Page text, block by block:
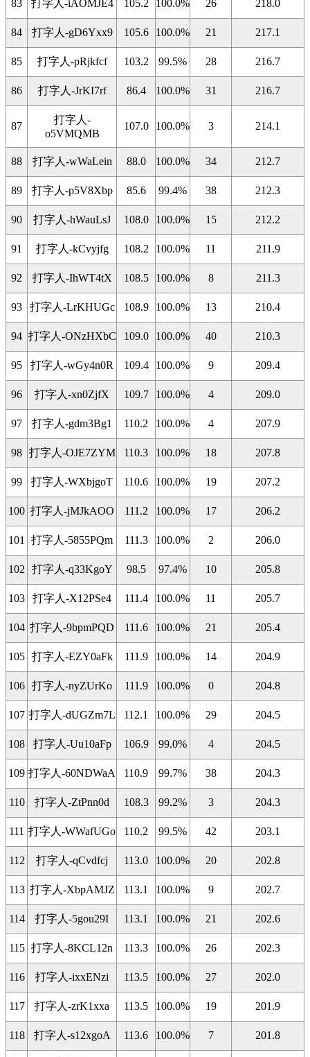
83 打字人-iAOMJE4 105.2 100.0% 26 218.0
84 打字人-gD6Yxx9 105.6 100.0% 21 217.1
85 打字人-pRjkfcf 103.2 99.5% 28 216.7
86 打字人-JrKI7rf 86.4 100.0% 31 216.7
87
打字人-
o5VMQMB
107.0 100.0% 3 214.1
88 打字人-wWaLein 88.0 100.0% 34 212.7
89 打字人-p5V8Xbp 85.6 99.4% 38 212.3
90 打字人-hWauLsJ 108.0 100.0% 15 212.2
91 打字人-kCvyjfg 108.2 100.0% 11 211.9
92 打字人-IhWT4tX 108.5 100.0% 8 211.3
93 打字人-LrKHUGc 108.9 100.0% 13 210.4
94 打字人-ONzHXbC 109.0 100.0% 40 210.3
95 打字人-wGy4n0R 109.4 100.0% 9 209.4
96 打字人-xn0ZjfX 109.7 100.0% 4 209.0
97 打字人-gdm3Bg1 110.2 100.0% 4 207.9
98 打字人-OJE7ZYM 110.3 100.0% 18 207.8
99 打字人-WXbjgoT 110.6 100.0% 19 207.2
100 打字人-jMJkAOO 111.2 100.0% 17 206.2
101 打字人-5855PQm 111.3 100.0% 2 206.0
102 打字人-q33KgoY 98.5 97.4% 10 205.8
103 打字人-X12PSe4 111.4 100.0% 11 205.7
104 打字人-9bpmPQD 111.6 100.0% 21 205.4
105 打字人-EZY0aFk 111.9 100.0% 14 204.9
106 打字人-nyZUrKo 111.9 100.0% 0 204.8
107 打字人-dUGZm7L 112.1 100.0% 29 204.5
108 打字人-Uu10aFp 106.9 99.0% 4 204.5
109 打字人-60NDWaA 110.9 99.7% 38 204.3
110 打字人-ZtPnn0d 108.3 99.2% 3 204.3
111 打字人-WWafUGo 110.2 99.5% 42 203.1
112 打字人-qCvdfcj 113.0 100.0% 20 202.8
113 打字人-XbpAMJZ 113.1 100.0% 9 202.7
114 打字人-5gou29I 113.1 100.0% 21 202.6
115 打字人-8KCL12n 113.3 100.0% 26 202.3
116 打字人-ixxENzi 113.5 100.0% 27 202.0
117 打字人-zrK1xxa 113.5 100.0% 19 201.9
118 打字人-s12xgoA 113.6 100.0% 7 201.8